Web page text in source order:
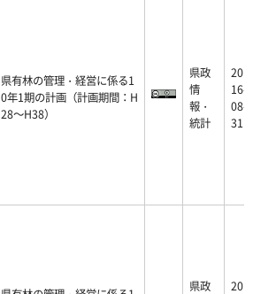
県有林の管理・経営に係る1
0年1期の計画（計画期間：H
28～H38）
県政
情
報・
統計
20
16-
08-
31
県政
20